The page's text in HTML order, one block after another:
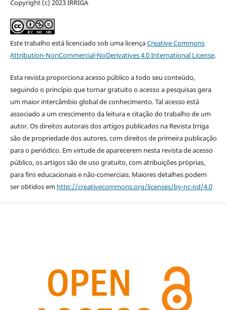
Copyright (c) 2023 IRRIGA
Este trabalho está licenciado sob uma licençaCreative Commons
Attribution-NonCommercial-NoDerivatives 4.0 International License.
Esta revista proporciona acesso público a todo seu conteúdo,
seguindo o princípio que tornar gratuito o acesso a pesquisas gera
um maior intercâmbio global de conhecimento. Tal acesso está
associado a um crescimento da leitura e citação do trabalho de um
autor. Os direitos autorais dos artigos publicados na Revista Irriga
são de propriedade dos autores, com direitos de primeira publicação
para o periódico. Em virtude de aparecerem nesta revista de acesso
público, os artigos são de uso gratuito, com atribuições próprias,
para fins educacionais e não-comerciais. Maiores detalhes podem
ser obtidos em http://creativecommons.org/licenses/by-nc-nd/4.0